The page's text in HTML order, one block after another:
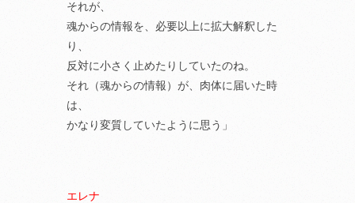
それが、
魂からの情報を、必要以上に拡大解釈した
り、
反対に小さく止めたりしていたのね。
それ（魂からの情報）が、肉体に届いた時
は、
かなり変質していたように思う」
エレナ